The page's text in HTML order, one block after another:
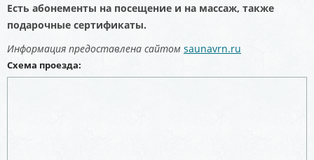
Есть абонементы на посещение и на массаж, также
подарочные сертификаты.
Информация предоставлена сайтом saunavrn.ru
Схема проезда: